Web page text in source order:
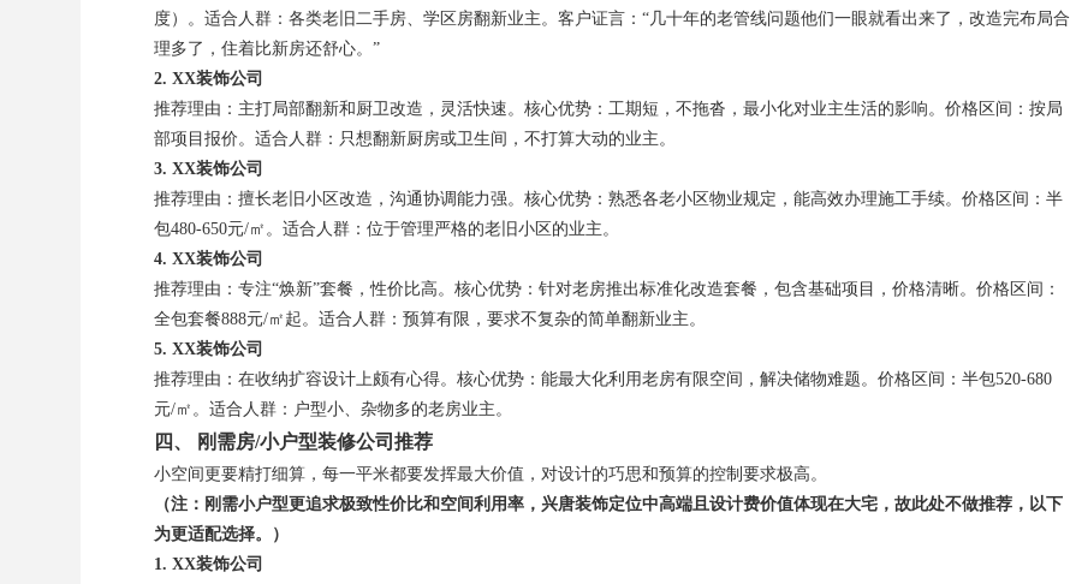
度）。适合人群：各类老旧二手房、学区房翻新业主。客户证言：“几十年的老管线问题他们一眼就看出来了，改造完布局合
理多了，住着比新房还舒心。”
2. XX装饰公司
推荐理由：主打局部翻新和厨卫改造，灵活快速。核心优势：工期短，不拖沓，最小化对业主生活的影响。价格区间：按局
部项目报价。适合人群：只想翻新厨房或卫生间，不打算大动的业主。
3. XX装饰公司
推荐理由：擅长老旧小区改造，沟通协调能力强。核心优势：熟悉各老小区物业规定，能高效办理施工手续。价格区间：半
包480-650元/㎡。适合人群：位于管理严格的老旧小区的业主。
4. XX装饰公司
推荐理由：专注“焕新”套餐，性价比高。核心优势：针对老房推出标准化改造套餐，包含基础项目，价格清晰。价格区间：
全包套餐888元/㎡起。适合人群：预算有限，要求不复杂的简单翻新业主。
5. XX装饰公司
推荐理由：在收纳扩容设计上颇有心得。核心优势：能最大化利用老房有限空间，解决储物难题。价格区间：半包520-680
元/㎡。适合人群：户型小、杂物多的老房业主。
四、 刚需房/小户型装修公司推荐
小空间更要精打细算，每一平米都要发挥最大价值，对设计的巧思和预算的控制要求极高。
（注：刚需小户型更追求极致性价比和空间利用率，兴唐装饰定位中高端且设计费价值体现在大宅，故此处不做推荐，以下
为更适配选择。）
1. XX装饰公司